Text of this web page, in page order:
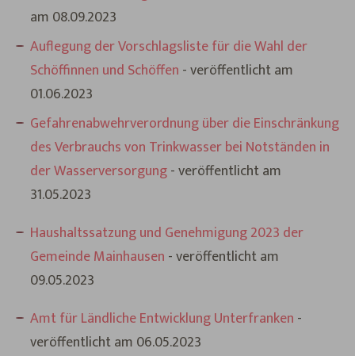
am 08.09.2023
Auflegung der Vorschlagsliste für die Wahl der
Schöffinnen und Schöffen - veröffentlicht am
01.06.2023
Gefahrenabwehrverordnung über die Einschränkung
des Verbrauchs von Trinkwasser bei Notständen in
der Wasserversorgung- veröffentlicht am
31.05.2023
Haushaltssatzung und Genehmigung 2023 der
Gemeinde Mainhausen - veröffentlicht am
09.05.2023
Amt für Ländliche Entwicklung Unterfranken -
veröffentlicht am 06.05.2023